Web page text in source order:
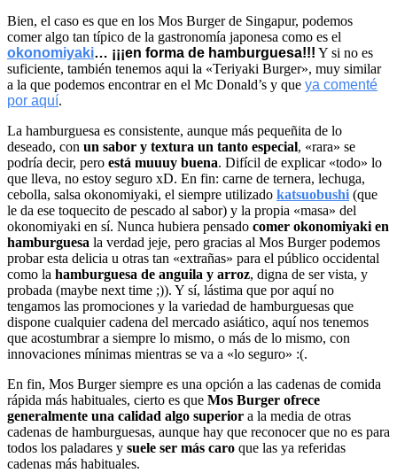
Bien, el caso es que en los Mos Burger de Singapur, podemos
comer algo tan típico de la gastronomía japonesa como es el
okonomiyaki… ¡¡¡en forma de hamburguesa!!! Y si no es
suficiente, también tenemos aqui la «Teriyaki Burger», muy similar
a la que podemos encontrar en el Mc Donald’s y que ya comenté
por aquí.
La hamburguesa es consistente, aunque más pequeñita de lo
deseado, con un sabor y textura un tanto especial, «rara» se
podría decir, pero está muuuy buena. Difícil de explicar «todo» lo
que lleva, no estoy seguro xD. En fin: carne de ternera, lechuga,
cebolla, salsa okonomiyaki, el siempre utilizado katsuobushi (que
le da ese toquecito de pescado al sabor) y la propia «masa» del
okonomiyaki en sí. Nunca hubiera pensado comer okonomiyaki en
hamburguesa la verdad jeje, pero gracias al Mos Burger podemos
probar esta delicia u otras tan «extrañas» para el público occidental
como la hamburguesa de anguila y arroz, digna de ser vista, y
probada (maybe next time ;)). Y sí, lástima que por aquí no
tengamos las promociones y la variedad de hamburguesas que
dispone cualquier cadena del mercado asiático, aquí nos tenemos
que acostumbrar a siempre lo mismo, o más de lo mismo, con
innovaciones mínimas mientras se va a «lo seguro» :(.
En fin, Mos Burger siempre es una opción a las cadenas de comida
rápida más habituales, cierto es que Mos Burger ofrece
generalmente una calidad algo superior a la media de otras
cadenas de hamburguesas, aunque hay que reconocer que no es para
todos los paladares y suele ser más caro que las ya referidas
cadenas más habituales.